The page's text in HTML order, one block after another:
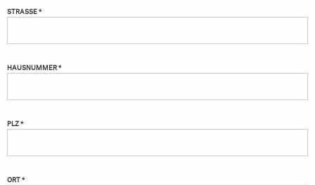
STRASSE *
HAUSNUMMER *
PLZ *
ORT *